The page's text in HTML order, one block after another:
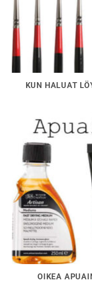
KUN HALUAT
OIKEA